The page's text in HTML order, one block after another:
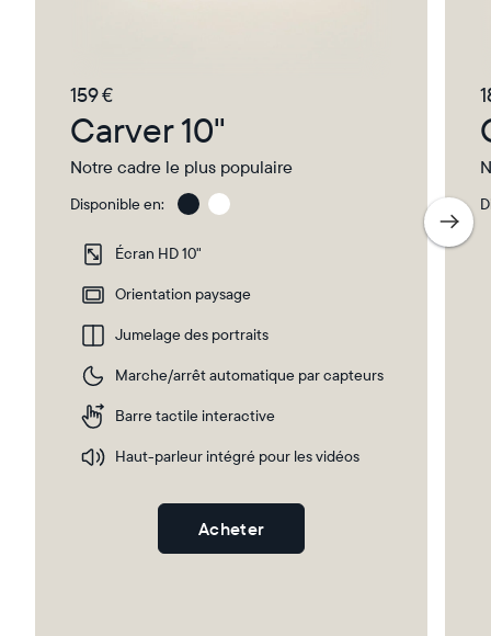
Sélectionnez votre localisation
Actuelle
France
Choisissez votre localisation
159 €
Carver 10"
Notre cadre le plus populaire
Disponible en:
Gravel
Écran HD 10"
Orientation paysage
Jumelage des portraits
Marche/arrêt automatique par capteurs
Barre tactile interactive
Haut-parleur intégré pour les vidéos
Acheter